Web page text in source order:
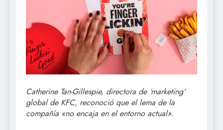
Catherine Tan-Gillespie, directora de ‘marketing’
global de KFC, reconoció que el lema de la
compañía «no encaja en el entorno actual».